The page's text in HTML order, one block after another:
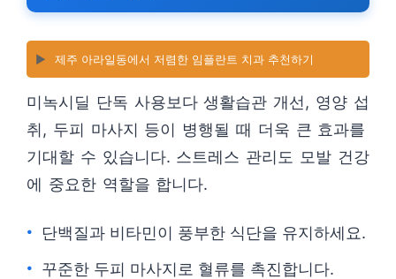
▶️ 제주 아라일동에서 저렴한 임플란트 치과 추천하기
미녹시딜 단독 사용보다 생활습관 개선, 영양 섭
취, 두피 마사지 등이 병행될 때 더욱 큰 효과를
기대할 수 있습니다. 스트레스 관리도 모발 건강
에 중요한 역할을 합니다.
단백질과 비타민이 풍부한 식단을 유지하세요.
꾸준한 두피 마사지로 혈류를 촉진합니다.